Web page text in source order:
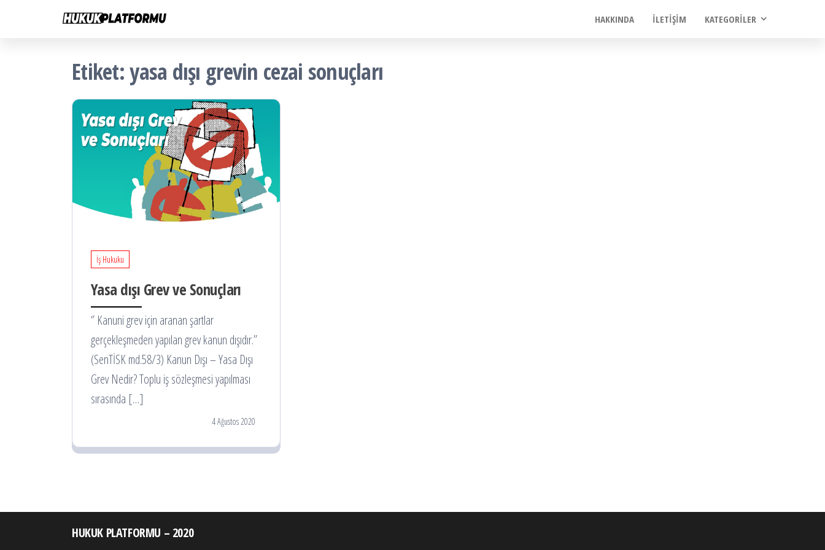
HAKKINDA İLETIŞIM KATEGORILER
Etiket:yasa dışı grevin cezai sonuçları
İş Hukuku
Yasa dışı Grev ve Sonuçları
‘’ Kanuni grev için aranan şartlar
gerçekleşmeden yapılan grev kanun dışıdır.’’
(SenTİSK md.58/3) Kanun Dışı – Yasa Dışı
Grev Nedir? Toplu iş sözleşmesi yapılması
sırasında […]
4 Ağustos 2020
HUKUK PLATFORMU – 2020